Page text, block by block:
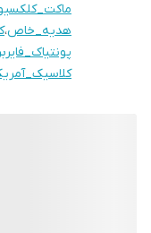
هدیه_خاص،